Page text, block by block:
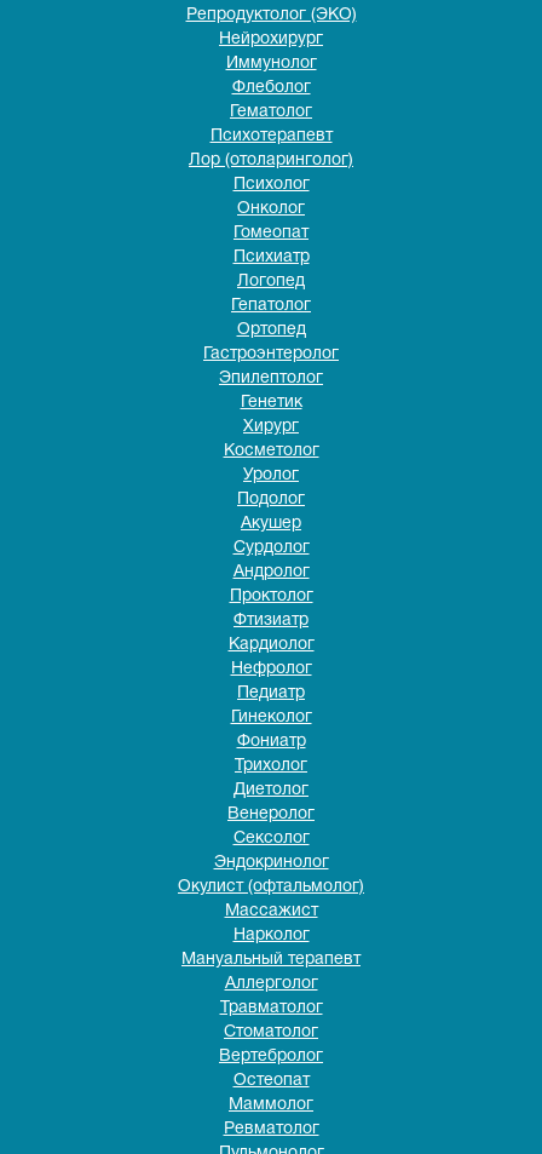
Репродуктолог (ЭКО)
Нейрохирург
Иммунолог
Флеболог
Гематолог
Психотерапевт
Лор (отоларинголог)
Психолог
Онколог
Гомеопат
Психиатр
Логопед
Гепатолог
Ортопед
Гастроэнтеролог
Эпилептолог
Генетик
Хирург
Косметолог
Уролог
Подолог
Акушер
Сурдолог
Андролог
Проктолог
Фтизиатр
Кардиолог
Нефролог
Педиатр
Гинеколог
Фониатр
Трихолог
Диетолог
Венеролог
Сексолог
Эндокринолог
Окулист (офтальмолог)
Массажист
Нарколог
Мануальный терапевт
Аллерголог
Травматолог
Стоматолог
Вертебролог
Остеопат
Маммолог
Ревматолог